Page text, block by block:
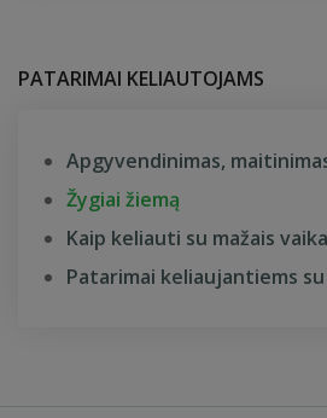
PATARIMAI KELIAUTOJAMS
Apgyvendinimas,
Žygiai žiemą
Kaip keliauti su mažais
Patarimai keliaujantiems